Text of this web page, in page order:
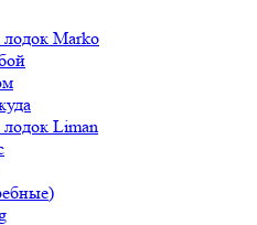
Marko
Liman